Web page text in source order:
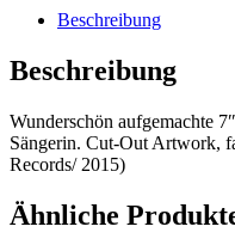
Beschreibung
Beschreibung
Wunderschön aufgemachte
Sängerin. Cut-Out Artwork,
Records/ 2015)
Ähnliche